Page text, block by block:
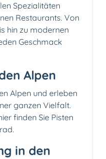
Spezialitäten
Restaurants. Von
hin zu modernen
Geschmack
Alpen
Alpen und erleben
ganzen Vielfalt.
finden Sie Pisten
in den